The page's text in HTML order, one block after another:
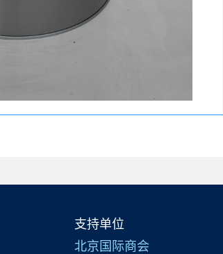
支持单位
北京国际商会